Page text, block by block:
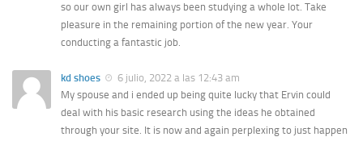
so our own girl has always been studying a whole lot. Take
pleasure in the remaining portion of the new year. Your
conducting a fantastic job.
kd shoes
6 julio, 2022 a las 12:43 am
My spouse and i ended up being quite lucky that Ervin could
deal with his basic research using the ideas he obtained
through your site. It is now and again perplexing to just happen